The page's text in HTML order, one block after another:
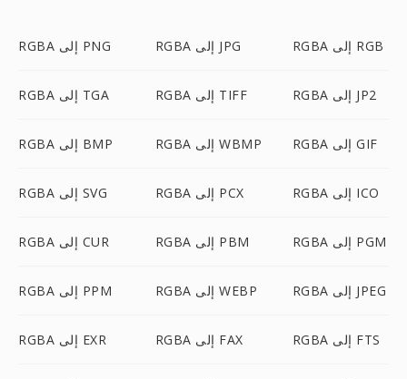
RGBA إلى PNG RGBA إلى JPG RGBA إلى RGB
RGBA إلى TGA RGBA إلى TIFF RGBA إلى JP2
RGBA إلى BMP RGBA إلى WBMP RGBA إلى GIF
RGBA إلى SVG RGBA إلى PCX RGBA إلى ICO
RGBA إلى CUR RGBA إلى PBM RGBA إلى PGM
RGBA إلى PPM RGBA إلى WEBP RGBA إلى JPEG
RGBA إلى EXR RGBA إلى FAX RGBA إلى FTS